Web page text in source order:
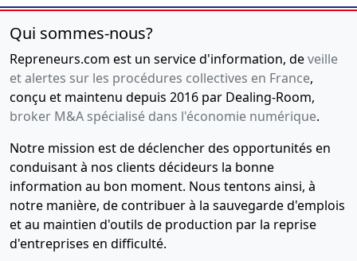
Qui sommes-nous?
Repreneurs.com est un service d'information, deveille
et alertes sur les procédures collectives en France,
conçu et maintenu depuis 2016 par Dealing-Room,
broker M&A spécialisé dans l'économie numérique.
Notre mission est de déclencher des opportunités en
conduisant à nos clients décideurs la bonne
information au bon moment. Nous tentons ainsi, à
notre manière, de contribuer à la sauvegarde d'emplois
et au maintien d'outils de production par la reprise
d'entreprises en difficulté.